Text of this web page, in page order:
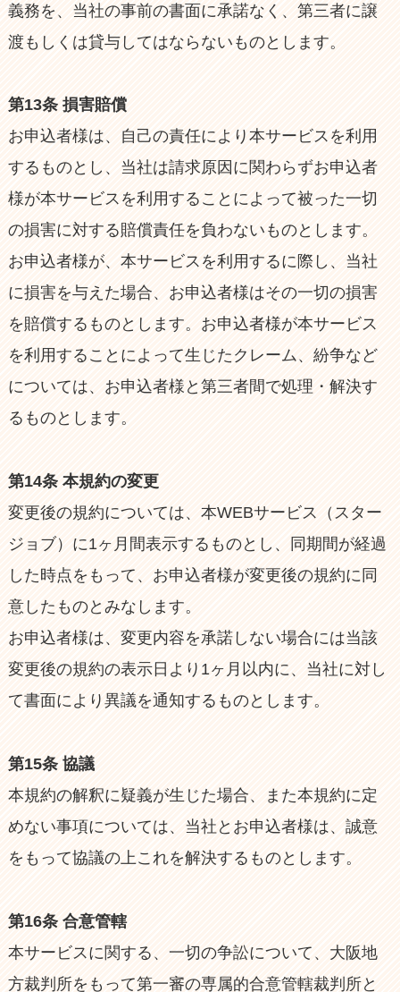
義務を、当社の事前の書面に承諾なく、第三者に譲
渡もしくは貸与してはならないものとします。
第13条 損害賠償
お申込者様は、自己の責任により本サービスを利用
するものとし、当社は請求原因に関わらずお申込者
様が本サービスを利用することによって被った一切
の損害に対する賠償責任を負わないものとします。
お申込者様が、本サービスを利用するに際し、当社
に損害を与えた場合、お申込者様はその一切の損害
を賠償するものとします。お申込者様が本サービス
を利用することによって生じたクレーム、紛争など
については、お申込者様と第三者間で処理・解決す
るものとします。
第14条 本規約の変更
変更後の規約については、本WEBサービス（スター
ジョブ）に1ヶ月間表示するものとし、同期間が経過
した時点をもって、お申込者様が変更後の規約に同
意したものとみなします。
お申込者様は、変更内容を承諾しない場合には当該
変更後の規約の表示日より1ヶ月以内に、当社に対し
て書面により異議を通知するものとします。
第15条 協議
本規約の解釈に疑義が生じた場合、また本規約に定
めない事項については、当社とお申込者様は、誠意
をもって協議の上これを解決するものとします。
第16条 合意管轄
本サービスに関する、一切の争訟について、大阪地
方裁判所をもって第一審の専属的合意管轄裁判所と